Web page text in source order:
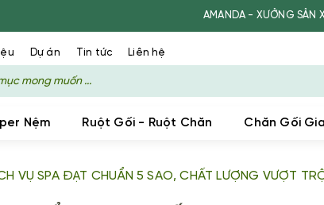
AMANDA - XƯỞNG SẢN XUẤT MAY
Dự án Tin tức Liên hệ
Nệm Ruột Gối - Ruột Chăn Chăn Gối
VỤ SPA ĐẠT CHUẨN 5 SAO, CHẤT LƯỢNG VƯỢT